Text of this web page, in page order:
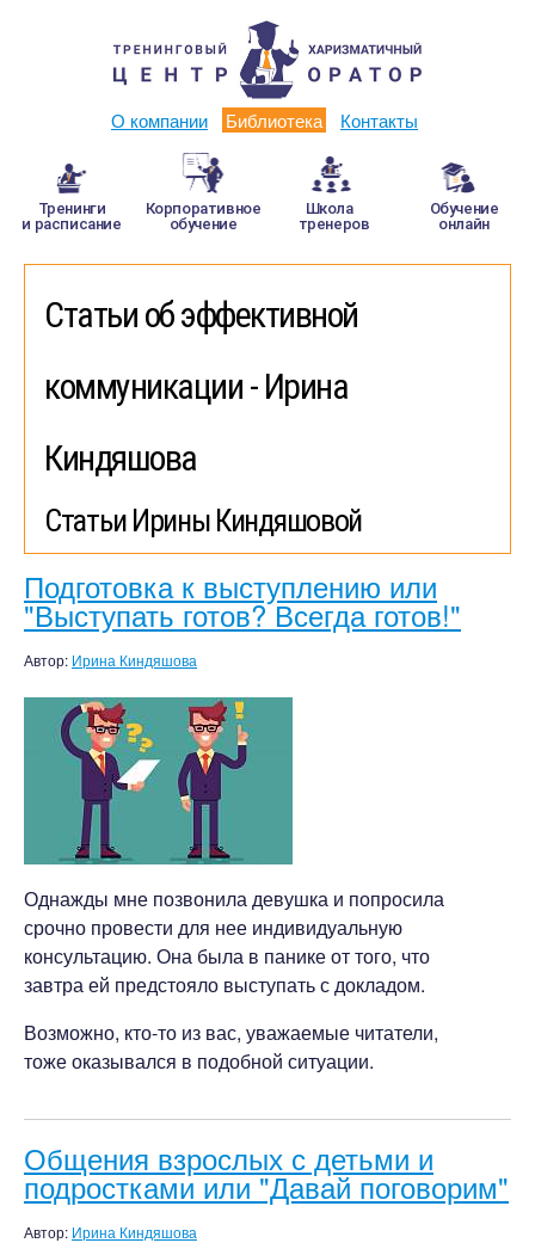
О компании Библиотека Контакты
Тренинги
и расписание
Корпоративное
обучение
Школа
тренеров
Обучение
онлайн
Статьи об эффективной
коммуникации - Ирина
Киндяшова
Статьи Ирины Киндяшовой
Подготовка к выступлению или
"Выступать готов? Всегда готов!"
Автор: Ирина Киндяшова
Однажды мне позвонила девушка и попросила
срочно провести для нее индивидуальную
консультацию. Она была в панике от того, что
завтра ей предстояло выступать с докладом.
Возможно, кто-то из вас, уважаемые читатели,
тоже оказывался в подобной ситуации.
Общения взрослых с детьми и
подростками или "Давай поговорим"
Автор: Ирина Киндяшова